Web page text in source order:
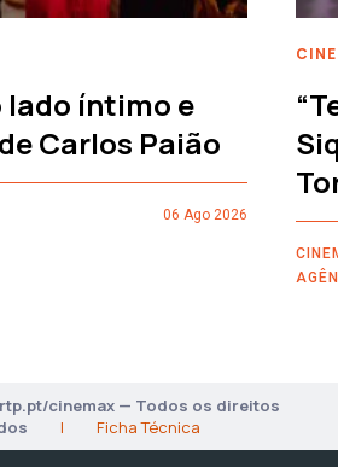
lado íntimo e
Carlos Paião
06 Ago 2026
cinemax — Todos os direitos
| Ficha Técnica